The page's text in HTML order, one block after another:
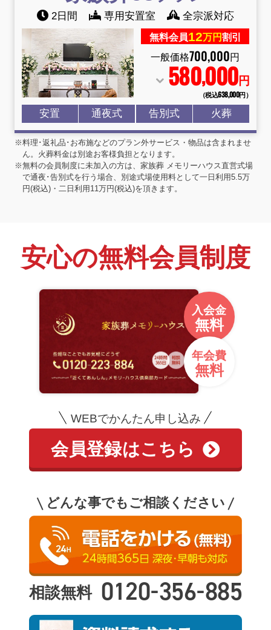
2日間 専用安置室 全宗派対応
無料会員12万円割引
一般価格700,000円
580,000円
（税込638,000円）
安置 通夜式 告別式 火葬
※料理･返礼品･お布施などのプラン外サービス・物品は含まれませ
ん。火葬料金は別途お客様負担となります。
※無料の会員制度に未加入の方は、家族葬 メモリーハウス直営式場
で通夜･告別式を行う場合、別途式場使用料として一日利用5.5万
円(税込)・二日利用11万円(税込)を頂きます。
安心の無料会員制度
入会金
無料
年会費
無料
WEBでかんたん申し込み
会員登録はこちら
どんな事でもご相談ください
相談無料 0120-356-885